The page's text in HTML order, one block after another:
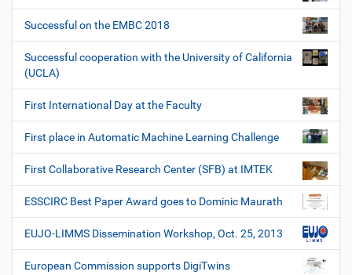
Successful on the EMBC 2018
Successful cooperation with the University of California
(UCLA)
First International Day at the Faculty
First place in Automatic Machine Learning Challenge
First Collaborative Research Center (SFB) at IMTEK
ESSCIRC Best Paper Award goes to Dominic Maurath
EUJO-LIMMS Dissemination Workshop, Oct. 25, 2013
European Commission supports DigiTwins